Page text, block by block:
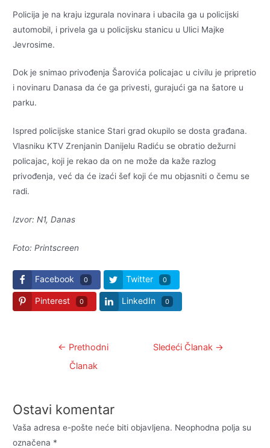
Policija je na kraju izgurala novinara i ubacila ga u policijski
automobil, i privela ga u policijsku stanicu u Ulici Majke
Jevrosime.
Dok je snimao privođenja Šarovića policajac u civilu je pripretio
i novinaru Danasa da će ga privesti, gurajući ga na šatore u
parku.
Ispred policijske stanice Stari grad okupilo se dosta građana.
Vlasniku KTV Zrenjanin Danijelu Radiću se obratio dežurni
policajac, koji je rekao da on ne može da kaže razlog
privođenja, već da će izaći šef koji će mu objasniti o čemu se
radi.
Izvor: N1, Danas
Foto: Printscreen
Facebook 0 Twitter 0
Pinterest 0 LinkedIn 0
Kretanje← Prethodni
Članak
Sledeći Članak →
Ostavi komentar
Vaša adresa e-pošte neće biti objavljena. Neophodna polja su
označena *